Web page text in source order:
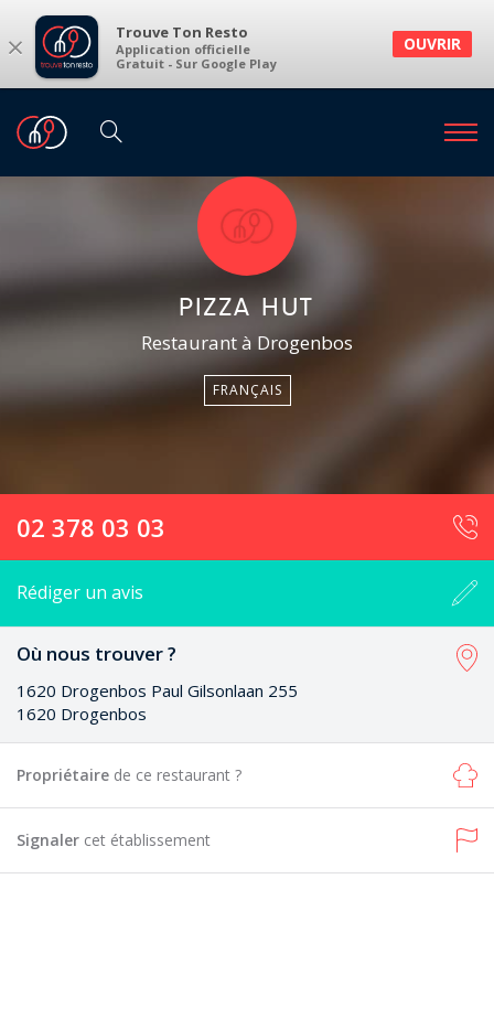
× Trouve Ton Resto
Application officielle
Gratuit - Sur Google Play
OUVRIR
PIZZA HUT
Restaurant à Drogenbos
FRANÇAIS
02 378 03 03
Rédiger un avis
Où nous trouver ?
1620 Drogenbos Paul Gilsonlaan 255
1620 Drogenbos
Propriétaire de ce restaurant ?
Signaler cet établissement